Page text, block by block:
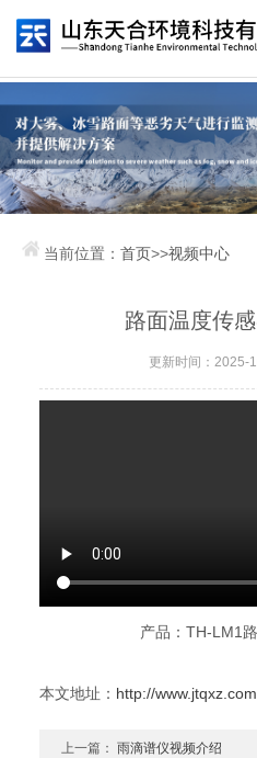
当前位置：首页>>视频中心
路面温度传
更新时间：2025-
产品：TH-LM1
本文地址： http://
上一篇：雨滴谱仪视频介绍